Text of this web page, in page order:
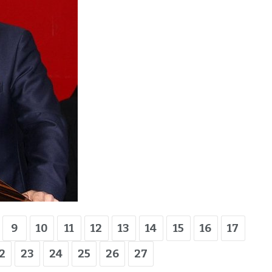
9 10 11 12 13 14 15 16
17
23 24 25 26 27